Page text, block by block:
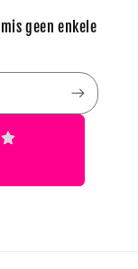
geen enkele